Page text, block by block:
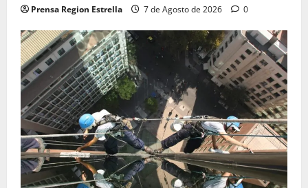
Prensa Region Estrella 7 de Agosto de 2026 0